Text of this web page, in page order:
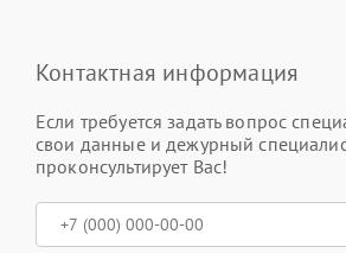
Контактная информация
Если требуется задать вопрос
свои данные и дежурный
проконсультирует Вас!